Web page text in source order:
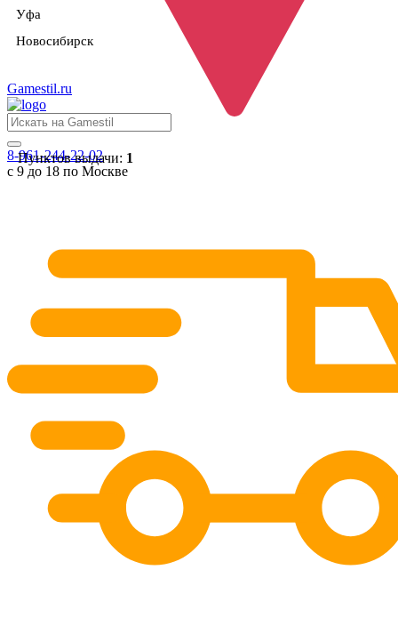
Уфа
Новосибирск
Пунктов выдачи: 1
Gamestil.ru
8-961-244-22-02
с 9 до 18 по Москве